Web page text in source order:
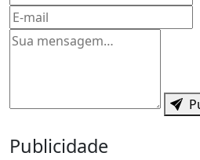
Mensagem
Publicidade